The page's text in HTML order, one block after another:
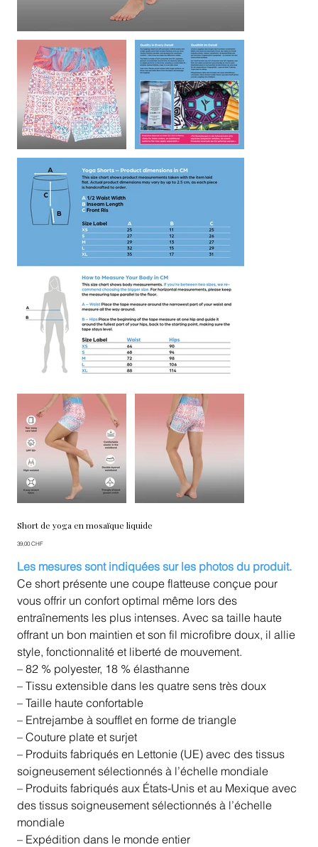
Short de yoga en mosaïque liquide
Prix
39,00 CHF
Les mesures sont indiquées sur les photos du produit.
Ce short présente une coupe flatteuse conçue pour
vous offrir un confort optimal même lors des
entraînements les plus intenses. Avec sa taille haute
offrant un bon maintien et son fil microfibre doux, il allie
style, fonctionnalité et liberté de mouvement.
– 82 % polyester, 18 % élasthanne
– Tissu extensible dans les quatre sens très doux
– Taille haute confortable
– Entrejambe à soufflet en forme de triangle
– Couture plate et surjet
– Produits fabriqués en Lettonie (UE) avec des tissus
soigneusement sélectionnés à l’échelle mondiale
– Produits fabriqués aux États-Unis et au Mexique avec
des tissus soigneusement sélectionnés à l’échelle
mondiale
– Expédition dans le monde entier